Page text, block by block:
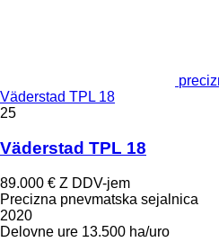
Väderstad TPL 18
25
Väderstad TPL 18
89.000 € Z DDV-jem
Precizna pnevmatska sejalnica
2020
Delovne ure 13.500 ha/uro